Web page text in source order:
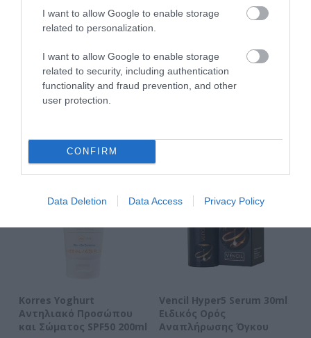
I want to allow Google to enable storage
related to personalization.
I want to allow Google to enable storage
related to security, including authentication
functionality and fraud prevention, and other
user protection.
CONFIRM
Data Deletion Data Access Privacy Policy
ΤΟ BODYFACE ΣΟΥ
ΠΡΟΤΕΙΝΕΙ
Korres Yoghurt
Αντηλιακό Προσώπου
και Σώματος SPF50 200ml
Vencil Hyper5 Serum 30ml
Ειδικός Ορός
Αναπλήρωσης Όγκου